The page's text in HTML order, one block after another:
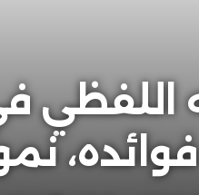
اللفظي